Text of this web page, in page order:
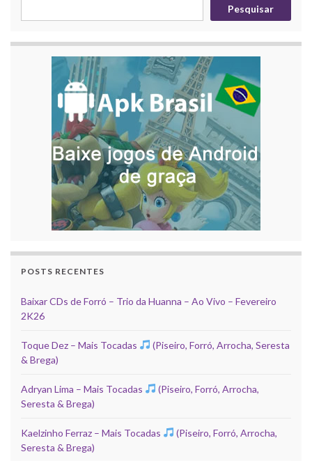
Pesquisar
POSTS RECENTES
Baixar CDs de Forró – Trio da Huanna – Ao Vivo – Fevereiro
2K26
Toque Dez – Mais Tocadas
(Piseiro, Forró, Arrocha, Seresta
& Brega)
Adryan Lima – Mais Tocadas
(Piseiro, Forró, Arrocha,
Seresta & Brega)
Kaelzinho Ferraz – Mais Tocadas
(Piseiro, Forró, Arrocha,
Seresta & Brega)